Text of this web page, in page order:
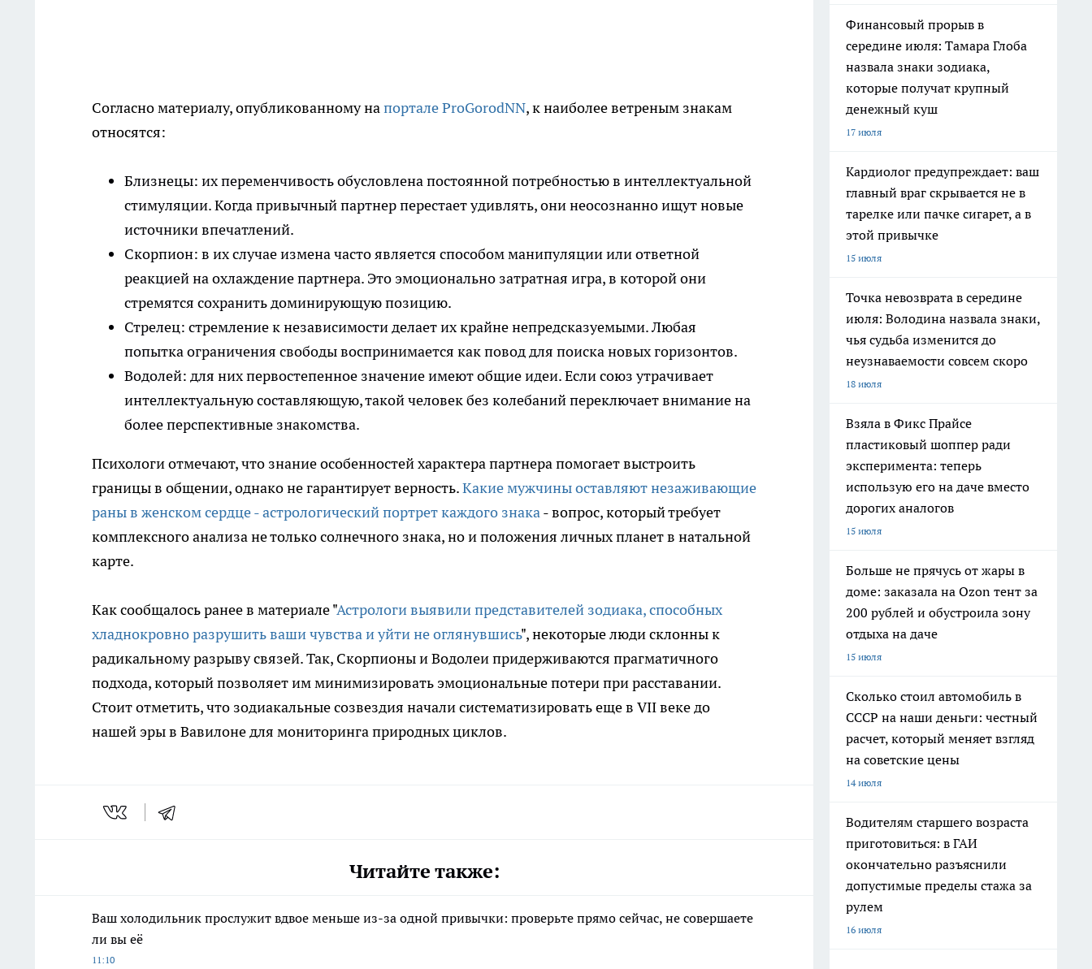
Согласно материалу, опубликованному напортале ProGorodNN, к наиболее ветреным знакам
относятся:
Близнецы: их переменчивость обусловлена постоянной потребностью в интеллектуальной
стимуляции. Когда привычный партнер перестает удивлять, они неосознанно ищут новые
источники впечатлений.
Скорпион: в их случае измена часто является способом манипуляции или ответной
реакцией на охлаждение партнера. Это эмоционально затратная игра, в которой они
стремятся сохранить доминирующую позицию.
Стрелец: стремление к независимости делает их крайне непредсказуемыми. Любая
попытка ограничения свободы воспринимается как повод для поиска новых горизонтов.
Водолей: для них первостепенное значение имеют общие идеи. Если союз утрачивает
интеллектуальную составляющую, такой человек без колебаний переключает внимание на
более перспективные знакомства.
Психологи отмечают, что знание особенностей характера партнера помогает выстроить
границы в общении, однако не гарантирует верность.Какие мужчины оставляют незаживающие
раны в женском сердце - астрологический портрет каждого знака- вопрос, который требует
комплексного анализа не только солнечного знака, но и положения личных планет в натальной
карте.
Как сообщалось ранее в материале "Астрологи выявили представителей зодиака, способных
хладнокровно разрушить ваши чувства и уйти не оглянувшись", некоторые люди склонны к
радикальному разрыву связей. Так, Скорпионы и Водолеи придерживаются прагматичного
подхода, который позволяет им минимизировать эмоциональные потери при расставании.
Стоит отметить, что зодиакальные созвездия начали систематизировать еще в VII веке до
нашей эры в Вавилоне для мониторинга природных циклов.
Читайте также:
Ваш холодильник прослужит вдвое меньше из-за одной привычки: проверьте прямо сейчас, не совершаете
ли вы её
11:10
Финансовый прорыв в
середине июля: Тамара Глоба
назвала знаки зодиака,
которые получат крупный
денежный куш
17 июля
Кардиолог предупреждает: ваш
главный враг скрывается не в
тарелке или пачке сигарет, а в
этой привычке
15 июля
Точка невозврата в середине
июля: Володина назвала знаки,
чья судьба изменится до
неузнаваемости совсем скоро
18 июля
Взяла в Фикс Прайсе
пластиковый шоппер ради
эксперимента: теперь
использую его на даче вместо
дорогих аналогов
15 июля
Больше не прячусь от жары в
доме: заказала на Ozon тент за
200 рублей и обустроила зону
отдыха на даче
15 июля
Сколько стоил автомобиль в
СССР на наши деньги: честный
расчет, который меняет взгляд
на советские цены
14 июля
Водителям старшего возраста
приготовиться: в ГАИ
окончательно разъяснили
допустимые пределы стажа за
рулем
16 июля